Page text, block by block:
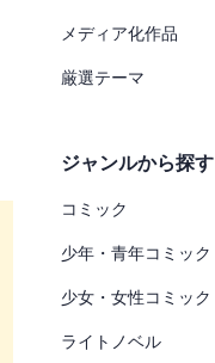
メディア化作品
厳選テーマ
ジャンルから探す
コミック
少年・青年コミック
少女・女性コミック
ライトノベル